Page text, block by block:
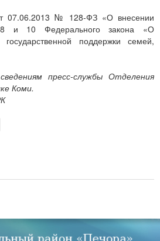
07.06.2013 № 128-ФЗ «О внесении
и 10 Федерального закона «О
поддержки семей,
пресс-службы Отделения
Коми.